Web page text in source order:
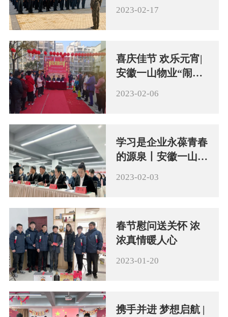
2023-02-17
喜庆佳节 欢乐元宵|
安徽一山物业“闹元
2023-02-06
学习是企业永葆青春
的源泉丨安徽一山物
2023-02-03
春节慰问送关怀 浓
浓真情暖人心
2023-01-20
携手并进 梦想启航 |